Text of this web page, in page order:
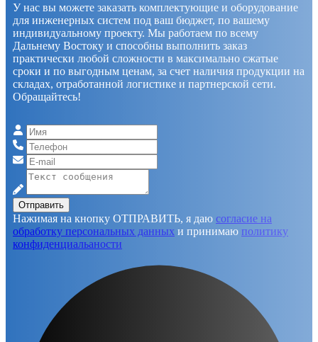
У нас вы можете заказать комплектующие и оборудование
для инженерных систем под ваш бюджет, по вашему
индивидуальному проекту. Мы работаем по всему
Дальнему Востоку и способны выполнить заказ
практически любой сложности в максимально сжатые
сроки и по выгодным ценам, за счет наличия продукции на
складах, отработанной логистике и партнерской сети.
Обращайтесь!
Отправить
Нажимая на кнопку ОТПРАВИТЬ, я даю согласие на
обработку персональных данных и принимаю политику
конфиденциальаности